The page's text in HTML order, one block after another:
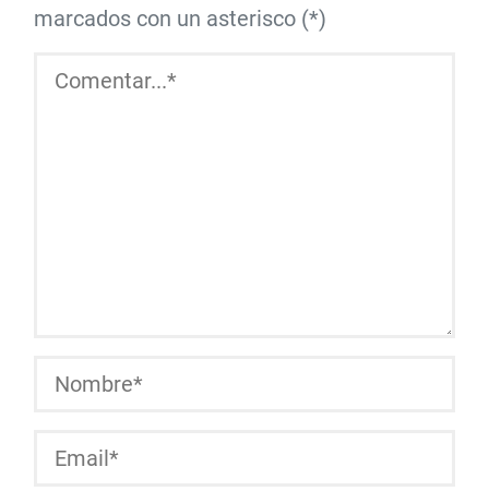
marcados con un asterisco (*)